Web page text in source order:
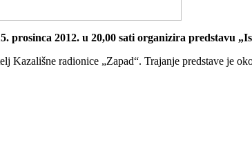
prosinca 2012. u 20,00 sati organizira predstavu
Kazališne radionice „Zapad“. Trajanje predstave je